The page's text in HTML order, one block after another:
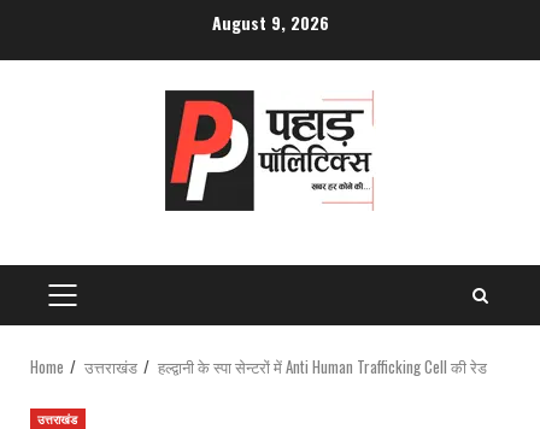
August 9, 2026
PRIMARY
MENU
Home उत्तराखंड हल्द्वानी के स्पा सेन्टरों में Anti Human Trafficking Cell की रेड
उत्तराखंड